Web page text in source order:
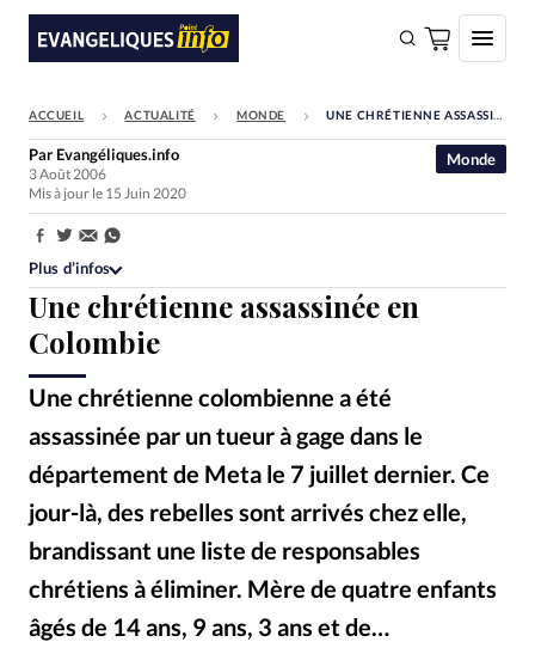
FAIRE UN DON
Faire un don
Société
Monde
Bible
Toute l'actualité
Se connecter
RUBRIQUES
Toute l'actualité Bible Culture
Economie
Eglises
Histoire Laicité
Liberté religieuse
Mission
Monde People Politique
ACCUEIL ACTUALITÉ MONDE UNE CHRÉTIENNE ASSASSINÉE EN COLOMBIE
Une chrétienne assassinée en
Colombie
Une chrétienne colombienne a été
assassinée par un tueur à gage dans le
département de Meta le 7 juillet dernier. Ce
jour-là, des rebelles sont arrivés chez elle,
brandissant une liste de responsables
chrétiens à éliminer. Mère de quatre enfants
âgés de 14 ans, 9 ans, 3 ans et de…
Monde
Par Evangéliques.info
3 Août 2006
Mis à jour le 15 Juin 2020
Partager:
Plus d’infos